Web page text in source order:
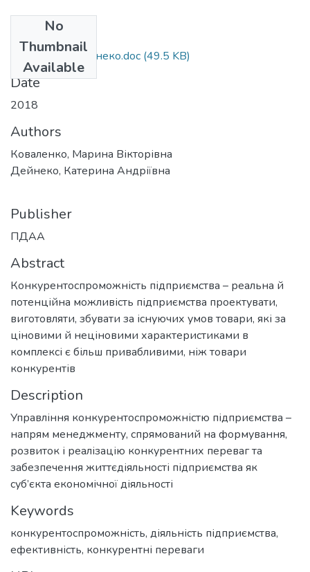
No
Thumbnail
Available
Коваленко_Дейнеко.doc (49.5 KB)
Date
2018
Authors
Коваленко, Марина Вікторівна
Дейнеко, Катерина Андріївна
Publisher
ПДАА
Abstract
Конкурентоспроможність підприємства – реальна й
потенційна можливість підприємства проектувати,
виготовляти, збувати за існуючих умов товари, які за
ціновими й неціновими характеристиками в
комплексі є більш привабливими, ніж товари
конкурентів
Description
Управління конкурентоспроможністю підприємства –
напрям менеджменту, спрямований на формування,
розвиток і реалізацію конкурентних переваг та
забезпечення життєдіяльності підприємства як
суб’єкта економічної діяльності
Keywords
конкурентоспроможність, діяльність підприємства,
ефективність, конкурентні переваги